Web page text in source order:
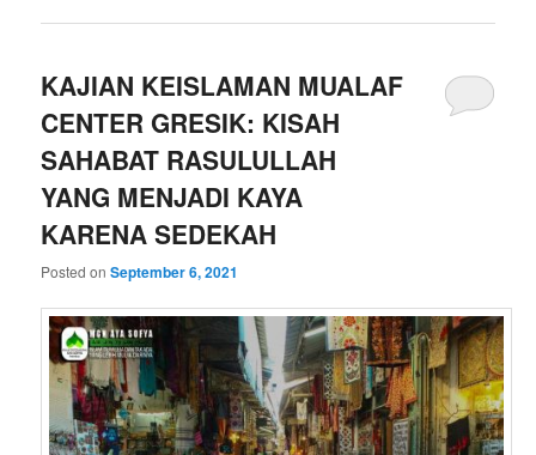
KAJIAN KEISLAMAN MUALAF
CENTER GRESIK: KISAH
SAHABAT RASULULLAH
YANG MENJADI KAYA
KARENA SEDEKAH
Posted onSeptember 6, 2021